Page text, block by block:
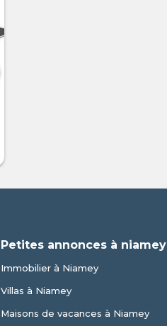
Petites annonces à niamey
Immobilier à Niamey
Villas à Niamey
Maisons de vacances à Niamey